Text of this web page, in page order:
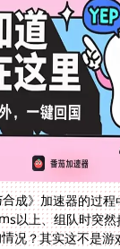
成》加速器的过
以上、组队时突
况？其实这不是
的丢包和延迟在作
绕过大洋，中间
天这篇文章，不
”的选择困惑，还
迟问题，以及让《
技巧，更会推荐一